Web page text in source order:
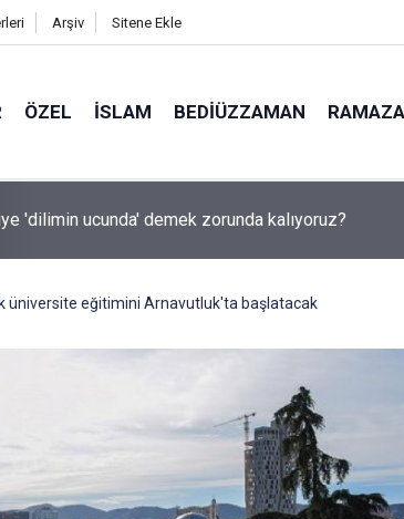
Arşiv Sitene Ekle
ÖZEL İSLAM BEDIÜZZAMAN
yapay zeka ile kopyaya karşı sözlü
üniversite eğitimini Arnavutluk'ta başlatacak